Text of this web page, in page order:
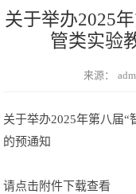
关于举办2025
管类实验
来源：
关于举办2025年第八届
的预通知
请点击附件下载查看